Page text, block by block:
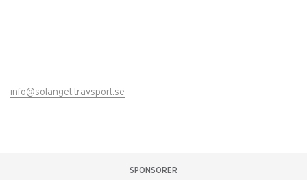
info@solanget.travsport.se
SPONSORER